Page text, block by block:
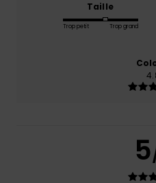
Taille
Trop petit Trop grand
5